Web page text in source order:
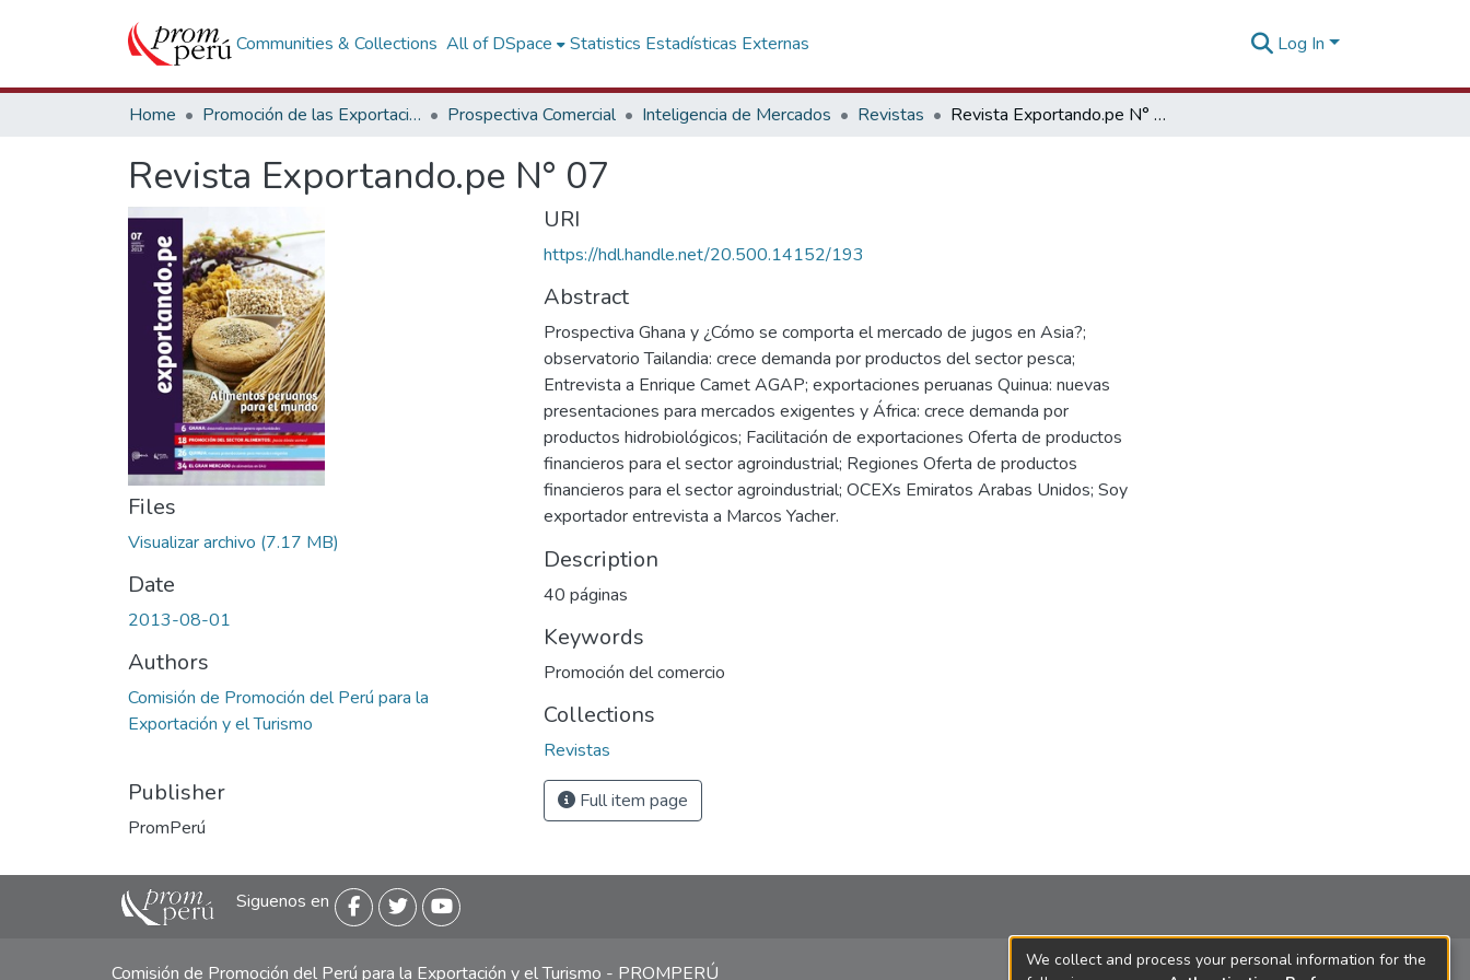
Communities & Collections All of DSpace Statistics Estadísticas Externas Log In
Home Promoción de las Exportaciones Prospectiva Comercial Inteligencia de Mercados Revistas Revista Exportando.pe N° 07
Revista Exportando.pe N° 07
Files
Visualizar archivo (7.17 MB)
Date
2013-08-01
Authors
Comisión de Promoción del Perú para la
Exportación y el Turismo
Publisher
PromPerú
URI
https://hdl.handle.net/20.500.14152/193
Abstract
Prospectiva Ghana y ¿Cómo se comporta el mercado de jugos en Asia?;
observatorio Tailandia: crece demanda por productos del sector pesca;
Entrevista a Enrique Camet AGAP; exportaciones peruanas Quinua: nuevas
presentaciones para mercados exigentes y África: crece demanda por
productos hidrobiológicos; Facilitación de exportaciones Oferta de productos
financieros para el sector agroindustrial; Regiones Oferta de productos
financieros para el sector agroindustrial; OCEXs Emiratos Arabas Unidos; Soy
exportador entrevista a Marcos Yacher.
Description
40 páginas
Keywords
Promoción del comercio
Collections
Revistas
Full item page
Siguenos en
Comisión de Promoción del Perú para la Exportación y el Turismo - PROMPERÚ
We collect and process your personal information for the